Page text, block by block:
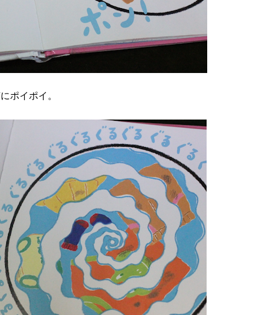
ポイポイ。